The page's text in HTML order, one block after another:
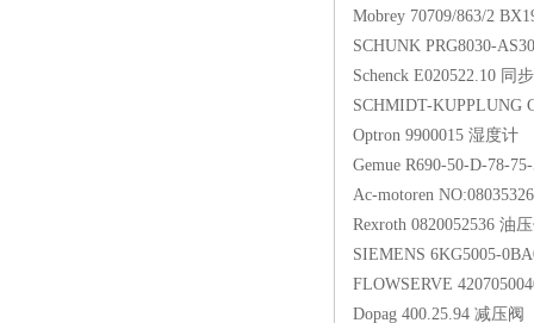
Mobrey 70709/863/
SCHUNK
Schenck
SCHMIDT-
Optron 9900015
Gemue R690-50-D-
Ac-motoren
Rexroth
SIEMENS
FLOWSERVE
Dopag 400.25.94